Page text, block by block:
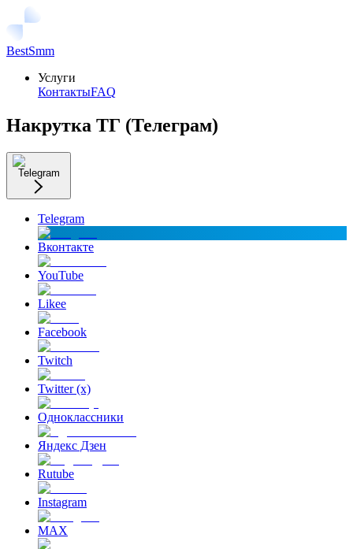
BestSmm
Услуги
КонтактыFAQ
Накрутка ТГ (Телеграм)
Telegram
Telegram
Вконтакте
YouTube
Likee
Facebook
Twitch
Twitter (x)
Одноклассники
Яндекс Дзен
Rutube
Instagram
MAX